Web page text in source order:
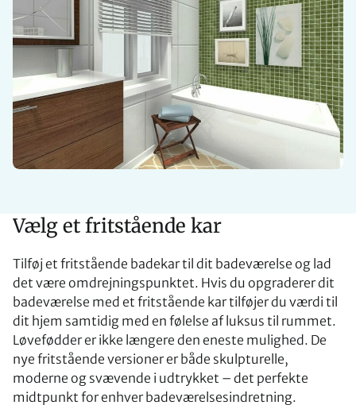
Vælg et fritstående kar
Tilføj et fritstående badekar til dit badeværelse og lad
det være omdrejningspunktet. Hvis du opgraderer dit
badeværelse med et fritstående kar tilføjer du værdi til
dit hjem samtidig med en følelse af luksus til rummet.
Løvefødder er ikke længere den eneste mulighed. De
nye fritstående versioner er både skulpturelle,
moderne og svævende i udtrykket – det perfekte
midtpunkt for enhver badeværelsesindretning.